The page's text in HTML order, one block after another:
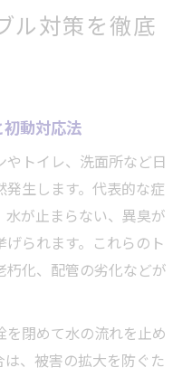
り修理の選び方
水廻り修理を依頼す
信頼度をチェックし
廻り修理先のポイン
べき電話番号と受付
かるチェックポイン
ル対策を徹底
初動対応法
トイレ、洗面所など日
生します。代表的な症
水が止まらない、異臭が
られます。これらのト
朽化、配管の劣化などが
閉めて水の流れを止め
は、被害の拡大を防ぐた